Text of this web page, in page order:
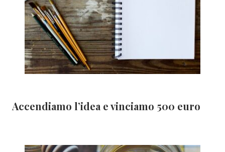
Accendiamo l’idea e vinciamo 500 euro